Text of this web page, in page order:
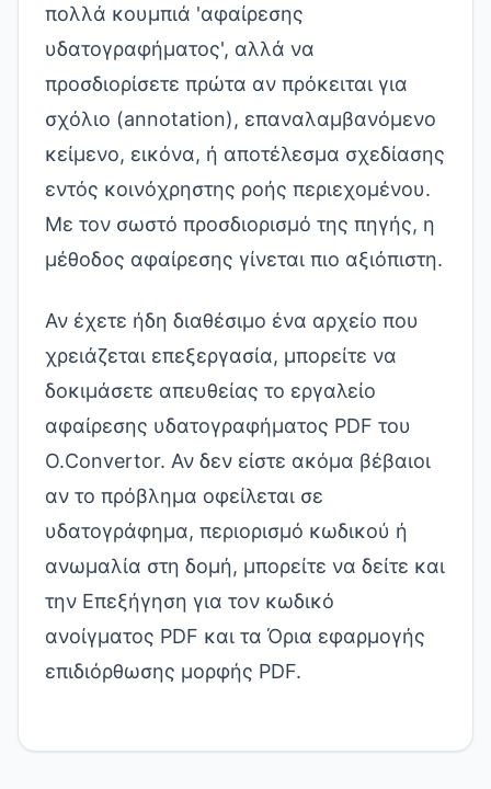
πολλά κουμπιά 'αφαίρεσης
υδατογραφήματος', αλλά να
προσδιορίσετε πρώτα αν πρόκειται για
σχόλιο (annotation), επαναλαμβανόμενο
κείμενο, εικόνα, ή αποτέλεσμα σχεδίασης
εντός κοινόχρηστης ροής περιεχομένου.
Με τον σωστό προσδιορισμό της πηγής, η
μέθοδος αφαίρεσης γίνεται πιο αξιόπιστη.
Αν έχετε ήδη διαθέσιμο ένα αρχείο που
χρειάζεται επεξεργασία, μπορείτε να
δοκιμάσετε απευθείας το εργαλείο
αφαίρεσης υδατογραφήματος PDF του
O.Convertor. Αν δεν είστε ακόμα βέβαιοι
αν το πρόβλημα οφείλεται σε
υδατογράφημα, περιορισμό κωδικού ή
ανωμαλία στη δομή, μπορείτε να δείτε και
την Επεξήγηση για τον κωδικό
ανοίγματος PDF και τα Όρια εφαρμογής
επιδιόρθωσης μορφής PDF.